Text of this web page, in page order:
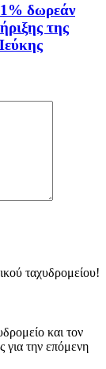
δωρεάν
της
ταχυδρομείου!
και τον
για την επόμενη